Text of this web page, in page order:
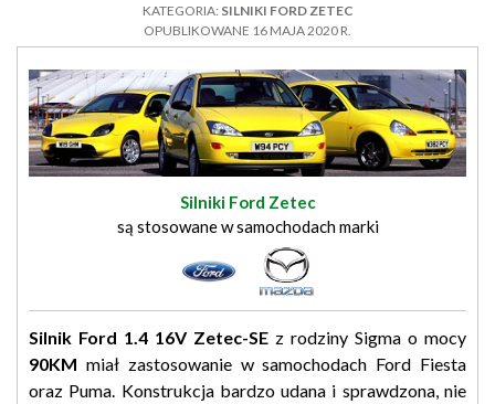
KATEGORIA: SILNIKI FORD ZETEC
OPUBLIKOWANE 16 MAJA 2020 R.
Silniki Ford Zetec
są stosowane w samochodach marki
Silnik Ford 1.4 16V Zetec-SE z rodziny Sigma o mocy
90KM miał zastosowanie w samochodach Ford Fiesta
oraz Puma. Konstrukcja bardzo udana i sprawdzona, nie